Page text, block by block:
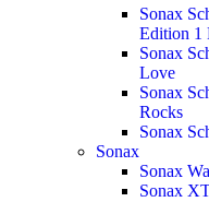
Sonax
Edition 1
Sonax
Love
Sonax
Rocks
Sonax
Sonax
Sonax
Sonax